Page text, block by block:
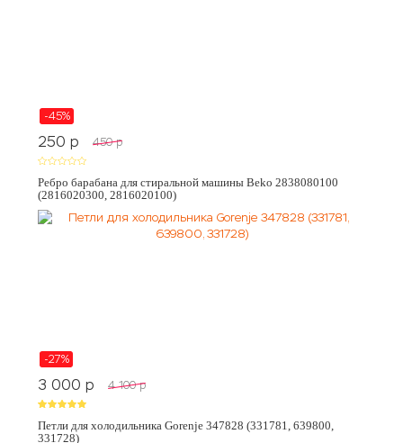
-45%
250 p 450 p
Ребро барабана для стиральной машины Beko 2838080100
(2816020300, 2816020100)
-27%
3 000 p 4 100 p
Петли для холодильника Gorenje 347828 (331781, 639800,
331728)